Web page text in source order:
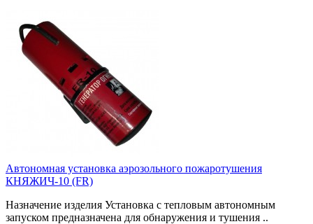
Автономная установка аэрозольного пожаротушения
КНЯЖИЧ-10 (FR)
Назначение изделия Установка с тепловым автономным
запуском предназначена для обнаружения и тушения ..